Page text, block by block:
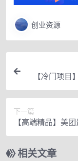
创业资源
【冷门项
下一篇
【高端精品】美
【首发最详细话术
相关文章